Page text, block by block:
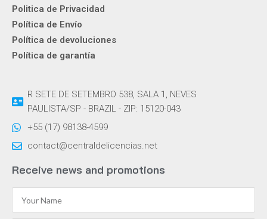
Politica de Privacidad
Política de Envío
Política de devoluciones
Política de garantía
R SETE DE SETEMBRO 538, SALA 1, NEVES
PAULISTA/SP - BRAZIL - ZIP: 15120-043
+55 (17) 98138-4599
contact@centraldelicencias.net
Receive news and promotions